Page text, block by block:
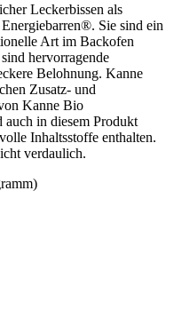
Leckerbissen als
Sie sind ein
Art im Backofen
hervorragende
Belohnung. Kanne
Zusatz- und
Kanne Bio
in diesem Produkt
Inhaltsstoffe enthalten.
verdaulich.